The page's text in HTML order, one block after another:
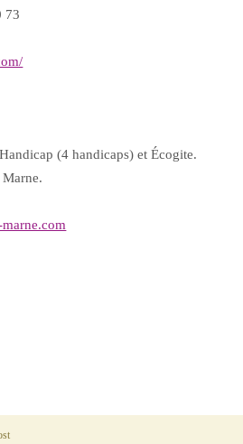
73
(4 handicaps) et Écogite.
Marne.